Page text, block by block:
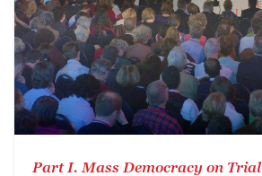
Part I. Mass Democracy on Trial